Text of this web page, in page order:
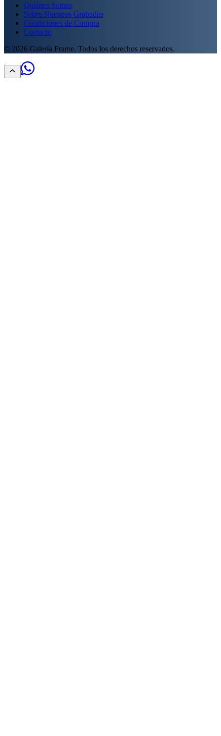
Quiénes Somos
Sobre Nuestros Grabados
Condiciones de Compra
Contacto
© 2026 Galería Frame. Todos los derechos reservados.